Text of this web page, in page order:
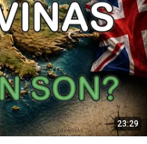
23:29